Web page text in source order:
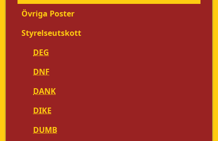
Övriga Poster
Styrelseutskott
DEG
DNF
DANK
DIKE
DUMB